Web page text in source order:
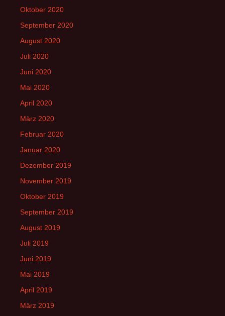
Oktober 2020
September 2020
August 2020
Juli 2020
Juni 2020
Mai 2020
April 2020
März 2020
Februar 2020
Januar 2020
Dezember 2019
November 2019
Oktober 2019
September 2019
August 2019
Juli 2019
Juni 2019
Mai 2019
April 2019
März 2019